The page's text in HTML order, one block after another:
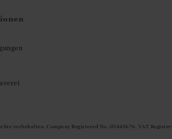
vorbehalten. Company Registered No. 03445676. VAT